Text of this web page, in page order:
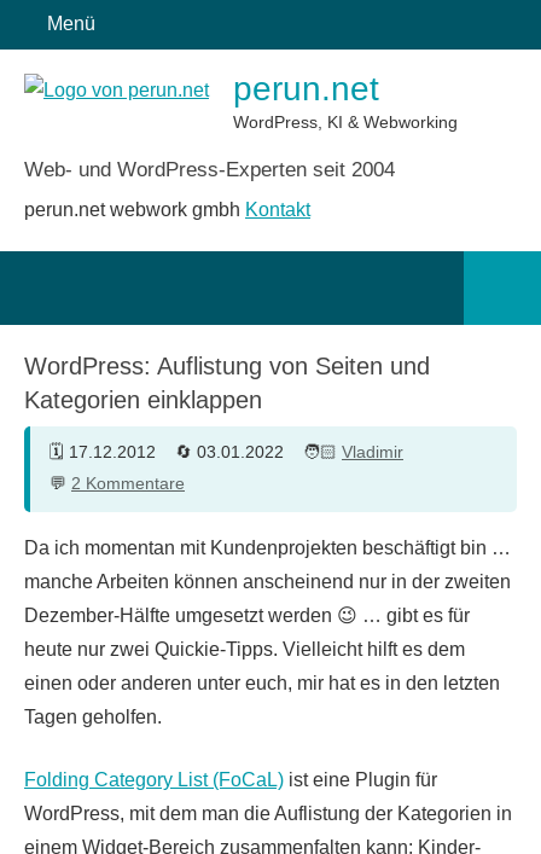
Inhalt
springen
Menü
perun.net
WordPress, KI & Webworking
Web- und WordPress-Experten seit 2004
perun.net webwork gmbh Kontakt
WordPress: Auflistung von Seiten und
Kategorien einklappen
17.12.2012 03.01.2022
Vladimir
2 Kommentare
Da ich momentan mit Kundenprojekten beschäftigt bin …
manche Arbeiten können anscheinend nur in der zweiten
Dezember-Hälfte umgesetzt werden 😉 … gibt es für
heute nur zwei Quickie-Tipps. Vielleicht hilft es dem
einen oder anderen unter euch, mir hat es in den letzten
Tagen geholfen.
Folding Category List (FoCaL) ist eine Plugin für
WordPress, mit dem man die Auflistung der Kategorien in
einem Widget-Bereich zusammenfalten kann: Kinder-